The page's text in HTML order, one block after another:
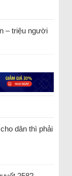
– triệu người
dân thì phải